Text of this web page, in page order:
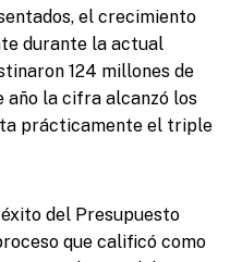
el crecimiento
durante la actual
124 millones de
año la cifra alcanzó los
prácticamente el triple
del Presupuesto
que calificó como